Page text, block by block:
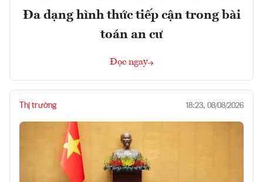
Đa dạng hình thức tiếp cận trong bài
toán an cư
Đọc ngay
Thị trường 18:23, 08/08/2026